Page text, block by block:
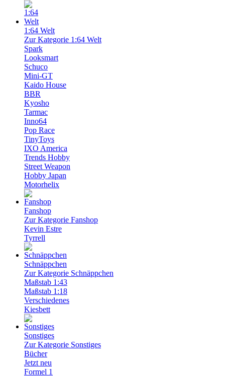
1:64 Welt
Zur Kategorie 1:64 Welt
Spark
Looksmart
Schuco
Mini-GT
Kaido House
BBR
Kyosho
Tarmac
Inno64
Pop Race
TinyToys
IXO America
Trends Hobby
Street Weapon
Hobby Japan
Motorhelix
Fanshop
Zur Kategorie Fanshop
Kevin Estre
Tyrrell
Schnäppchen
Zur Kategorie Schnäppchen
Maßstab 1:43
Maßstab 1:18
Verschiedenes
Kiesbett
Sonstiges
Zur Kategorie Sonstiges
Bücher
Jetzt neu
Formel 1